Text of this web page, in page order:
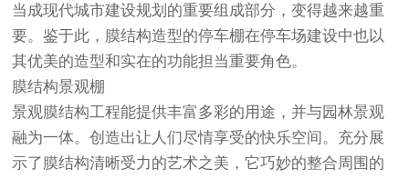
当成现代城市建设规划的重要组成部分，变得越来越重
要。鉴于此，膜结构造型的停车棚在停车场建设中也以
其优美的造型和实在的功能担当重要角色。
膜结构景观棚
景观膜结构工程能提供丰富多彩的用途，并与园林景观
融为一体。创造出让人们尽情享受的快乐空间。充分展
示了膜结构清晰受力的艺术之美，它巧妙的整合周围的